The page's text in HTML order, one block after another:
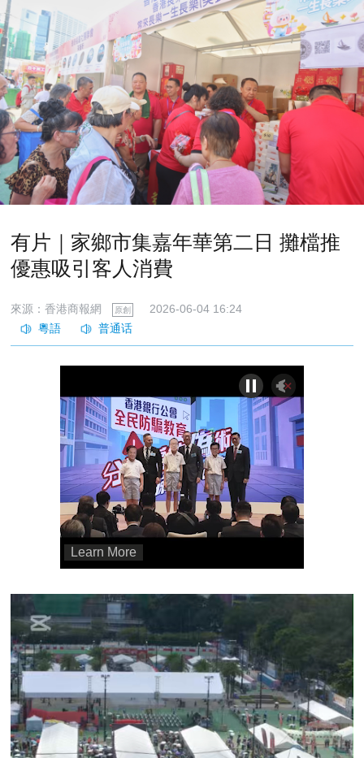
有片｜家鄉市集嘉年華第二日 攤檔推
優惠吸引客人消費
來源：香港商報網 原創 2026-06-04 16:24